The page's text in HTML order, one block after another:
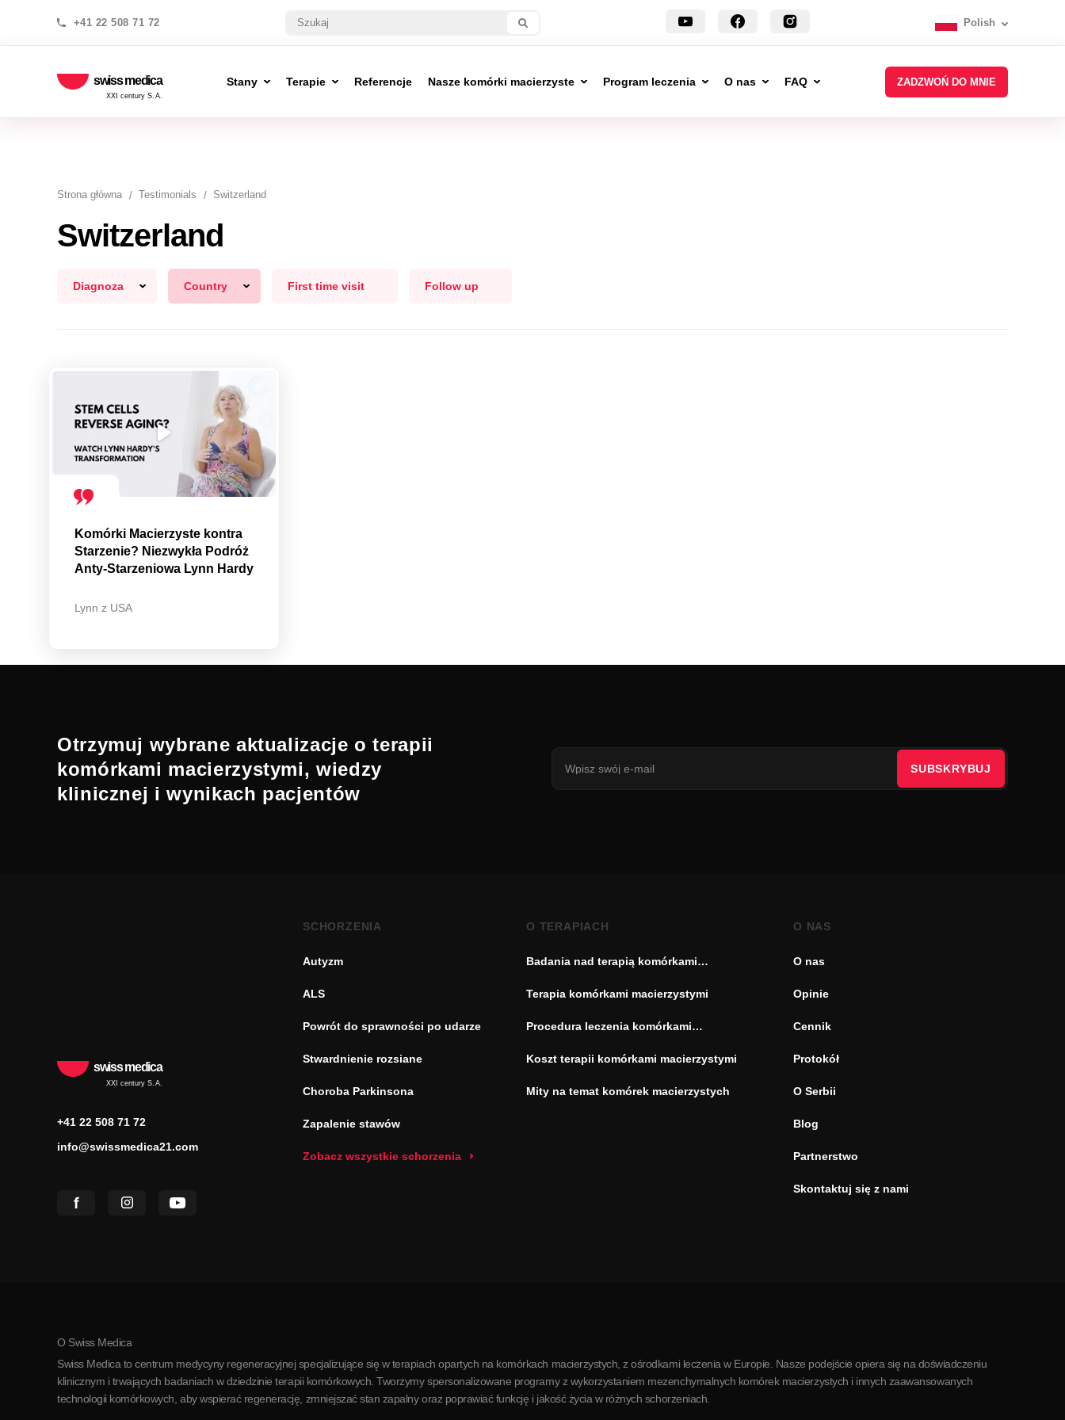
+41 22 508 71 72 Polish
swiss medica
XXI century S.A.
Stany Terapie Referencje Nasze komórki macierzyste Program leczenia O nas FAQ ZADZWOŃ DO MNIE
Strona główna Testimonials Switzerland
Switzerland
Diagnoza Country First time visit Follow up
Komórki Macierzyste kontra
Starzenie? Niezwykła Podróż
Anty-Starzeniowa Lynn Hardy
Lynn z USA
Otrzymuj wybrane aktualizacje o terapii
komórkami macierzystymi, wiedzy
klinicznej i wynikach pacjentów
SUBSKRYBUJ
swiss medica
XXI century S.A.
+41 22 508 71 72
info@swissmedica21.com
SCHORZENIA
Autyzm
ALS
Powrót do sprawności po udarze
Stwardnienie rozsiane
Choroba Parkinsona
Zapalenie stawów
Zobacz wszystkie schorzenia
O TERAPIACH
Badania nad terapią komórkami
Terapia komórkami macierzystymi
Procedura leczenia komórkami
Koszt terapii komórkami macierzystymi
Mity na temat komórek macierzystych
O NAS
O nas
Opinie
Cennik
Protokół
O Serbii
Blog
Partnerstwo
Skontaktuj się z nami
O Swiss Medica
Swiss Medica to centrum medycyny regeneracyjnej specjalizujące się w terapiach opartych na komórkach macierzystych, z ośrodkami leczenia w Europie. Nasze podejście opiera się na doświadczeniu
klinicznym i trwających badaniach w dziedzinie terapii komórkowych. Tworzymy spersonalizowane programy z wykorzystaniem mezenchymalnych komórek macierzystych i innych zaawansowanych
technologii komórkowych, aby wspierać regenerację, zmniejszać stan zapalny oraz poprawiać funkcję i jakość życia w różnych schorzeniach.